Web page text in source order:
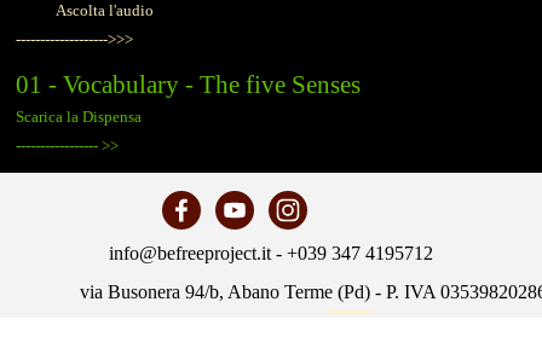
Ascolta l'audio
------------------->>>
01 - Vocabulary - The five Senses
Scarica la Dispensa
----------------- >>
info@befreeproject.it - +039 347 4195712
via Busonera 94/b, Abano Terme (Pd) - P. IVA
Policy